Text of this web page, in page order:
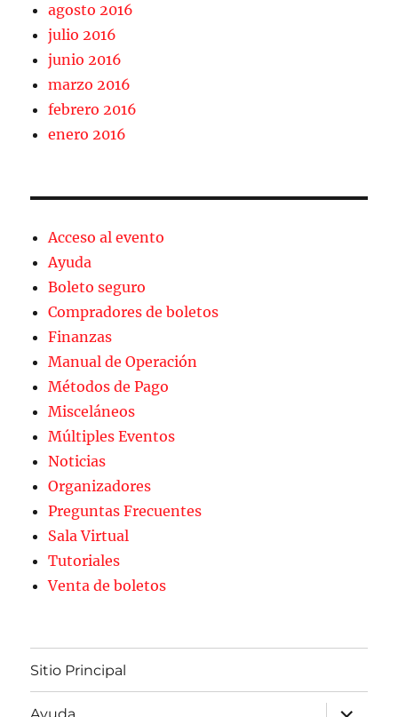
agosto 2016
julio 2016
junio 2016
marzo 2016
febrero 2016
enero 2016
Acceso al evento
Ayuda
Boleto seguro
Compradores de boletos
Finanzas
Manual de Operación
Métodos de Pago
Misceláneos
Múltiples Eventos
Noticias
Organizadores
Preguntas Frecuentes
Sala Virtual
Tutoriales
Venta de boletos
Sitio Principal
expande